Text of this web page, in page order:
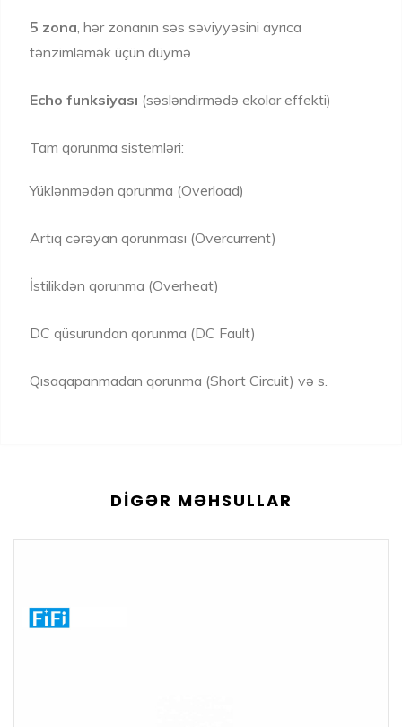
5 zona , hər zonanın səs səviyyəsini ayrıca
tənzimləmək üçün düymə
Echo funksiyası (səsləndirmədə ekolar effekti)
Tam qorunma sistemləri:
Yüklənmədən qorunma (Overload)
Artıq cərəyan qorunması (Overcurrent)
İstilikdən qorunma (Overheat)
DC qüsurundan qorunma (DC Fault)
Qısaqapanmadan qorunma (Short Circuit) və s.
DIGƏR MƏHSULLAR